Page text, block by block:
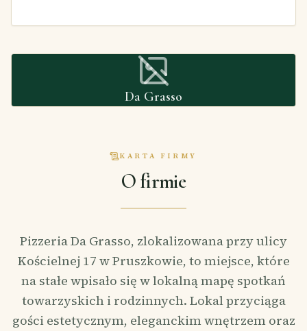
Da Grasso
KARTA FIRMY
O firmie
Pizzeria Da Grasso, zlokalizowana przy ulicy
Kościelnej 17 w Pruszkowie, to miejsce, które
na stałe wpisało się w lokalną mapę spotkań
towarzyskich i rodzinnych. Lokal przyciąga
gości estetycznym, eleganckim wnętrzem oraz